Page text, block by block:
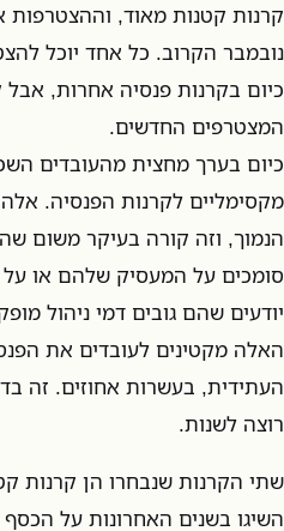
קרנות קטנות מאוד,
נובמבר הקרוב. כל אחד יוכל
כיום בקרנות פנסיה אחרות,
המצטרפים החדשים.
כיום בערך מחצית מהעובדים
מקסימליים לקרנות הפנסיה.
הנמוך, וזה קורה בעיקר משום
סומכים על המעסיק שלהם או
יודעים שהם גובים דמי ניהול
האלה מקטינים לעובדים את
העתידית, בעשרות אחוזים. זה
רוצה לשנות.
שתי הקרנות שנבחרו הן קרנות
השיגו בשנים האחרונות על